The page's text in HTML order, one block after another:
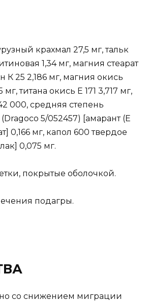
крахмал 27,5 мг, тальк
1,34 мг, магния стеарат
К 25 2,186 мг, магния окись
титана окись Е 171 3,717 мг,
000, средняя степень
5/052457) [амарант (Е
0,166 мг, капол 600 твердое
0,075 мг.
покрытые оболочкой.
подагры.
со снижением миграции